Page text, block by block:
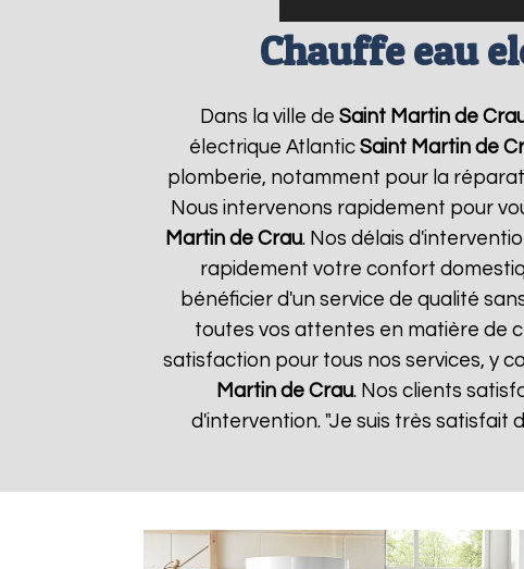
Chauffe eau
Dans la ville de Saint Martin de
électrique Atlantic Saint Martin de
plomberie, notamment pour la
Nous intervenons rapidement pour
Martin de Crau. Nos délais
rapidement votre confort
bénéficier d'un service de qualité
toutes vos attentes en matière de
satisfaction pour tous nos services, y
Martin de Crau. Nos clients
d'intervention. "Je suis très